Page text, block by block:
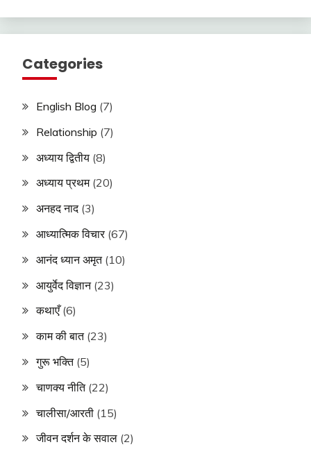
Categories
English Blog (7)
Relationship (7)
अध्याय द्वितीय (8)
अध्याय प्रथम(20)
अनहद नाद(3)
आध्यात्मिक विचार(67)
आनंद ध्यान अमृत(10)
आयुर्वेद विज्ञान(23)
कथाएँ(6)
काम की बात(23)
गुरू भक्ति(5)
चाणक्य नीति(22)
चालीसा/आरती (15)
जीवन दर्शन के सवाल (2)